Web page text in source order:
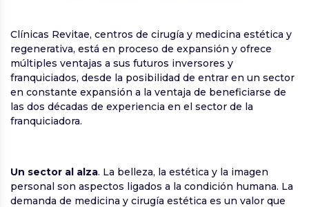
Clínicas Revitae, centros de cirugía y medicina estética y
regenerativa, está en proceso de expansión y ofrece
múltiples ventajas a sus futuros inversores y
franquiciados, desde la posibilidad de entrar en un sector
en constante expansión a la ventaja de beneficiarse de
las dos décadas de experiencia en el sector de la
franquiciadora.
Un sector al alza. La belleza, la estética y la imagen
personal son aspectos ligados a la condición humana. La
demanda de medicina y cirugía estética es un valor que